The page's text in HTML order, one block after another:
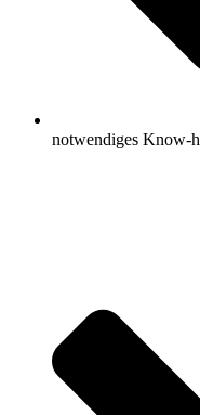
notwendiges Know-